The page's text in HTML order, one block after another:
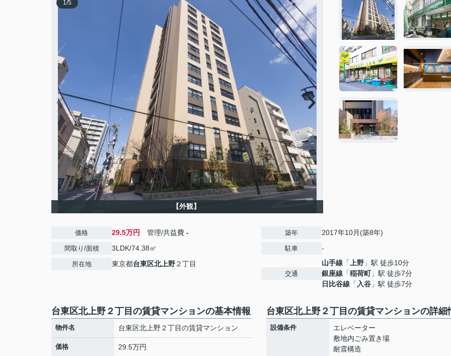
1/5
【外観】
価格 29.5万円 管理/共益費 -
間取り/面積 3LDK/74.38㎡
所在地 東京都台東区北上野２丁目
築年 2017年10月(築8年)
駐車 -
交通
山手線 「 上野 」駅 徒歩10分
銀座線 「稲荷町」駅 徒歩7分
日比谷線 「 入谷 」駅 徒歩7分
台東区北上野２丁目の賃貸マンションの基本情報
物件名 台東区北上野２丁目の賃貸マンション
価格 29.5万円
台東区北上野２丁目の賃貸マンションの詳細
設備条件
エレベーター
敷地内ごみ置き場
耐震構造